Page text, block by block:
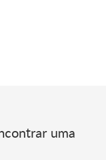
uma